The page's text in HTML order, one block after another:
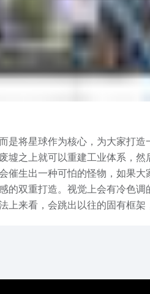
是将星球作为核心，为大家打
墟之上就可以重建工业体系，
催生出一种可怕的怪物，如果
的双重打造。视觉上会有冷色
上来看，会跳出以往的固有框
的互动内容，还有爆炸物，让
主要采用的是多人小队计时机